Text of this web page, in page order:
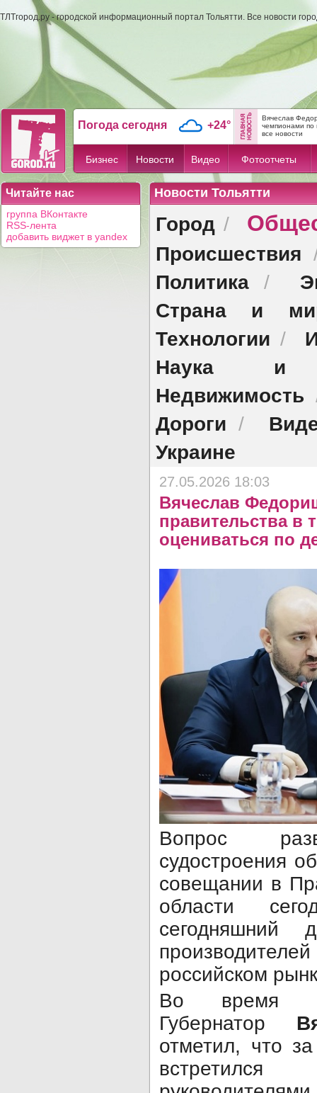
ТЛТгород.ру - городской информационный портал Тольятти. Все новости
Погода сегодня +24°
Вячеслав
чемпионами по
все новости
Бизнес Новости Видео Фотоотчеты
Читайте нас
группа ВКонтакте
RSS-лента
добавить виджет в yandex
Новости Тольятти
Город /
Происшествия
Политика /
Страна и
Технологии /
Наука и
Недвижимость
Дороги /
Украине
27.05.2026 18:03
Вячеслав
правительства в
оцениваться по
Вопрос
судостроения
совещании в
области
сегодняшний
российском
Во время
Губернатор
отметил, что